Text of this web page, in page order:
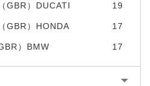
GBR）DUCATI 19
GBR）HONDA 17
）BMW 17